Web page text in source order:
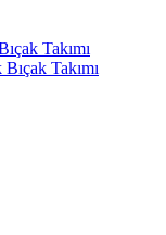
Takımı
Takımı